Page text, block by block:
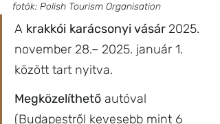
fotók: Polish Tourism Organisation
A krakkói karácsonyi vásár 2025.
november 28.– 2025. január 1.
között tart nyitva.
Megközelíthető autóval
(Budapestről kevesebb mint 6